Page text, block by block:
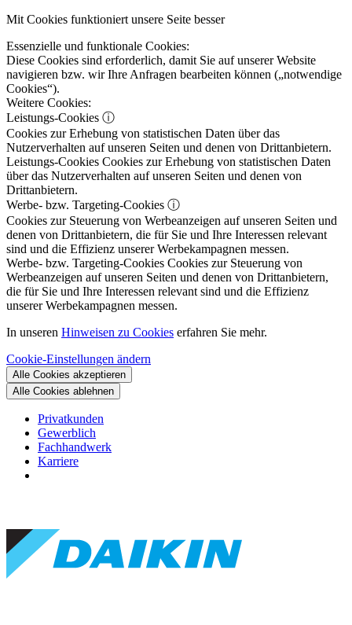
Mit Cookies funktioniert unsere Seite besser
Essenzielle und funktionale Cookies:
Diese Cookies sind erforderlich, damit Sie auf unserer Website
navigieren bzw. wir Ihre Anfragen bearbeiten können („notwendige
Cookies“).
Weitere Cookies:
Leistungs-Cookies ⓘ
Cookies zur Erhebung von statistischen Daten über das
Nutzerverhalten auf unseren Seiten und denen von Drittanbietern.
Leistungs-Cookies Cookies zur Erhebung von statistischen Daten
über das Nutzerverhalten auf unseren Seiten und denen von
Drittanbietern.
Werbe- bzw. Targeting-Cookies ⓘ
Cookies zur Steuerung von Werbeanzeigen auf unseren Seiten und
denen von Drittanbietern, die für Sie und Ihre Interessen relevant
sind und die Effizienz unserer Werbekampagnen messen.
Werbe- bzw. Targeting-Cookies Cookies zur Steuerung von
Werbeanzeigen auf unseren Seiten und denen von Drittanbietern,
die für Sie und Ihre Interessen relevant sind und die Effizienz
unserer Werbekampagnen messen.
In unseren Hinweisen zu Cookies erfahren Sie mehr.
Cookie-Einstellungen ändern
Alle Cookies akzeptieren
Alle Cookies ablehnen
Privatkunden
Gewerblich
Fachhandwerk
Karriere